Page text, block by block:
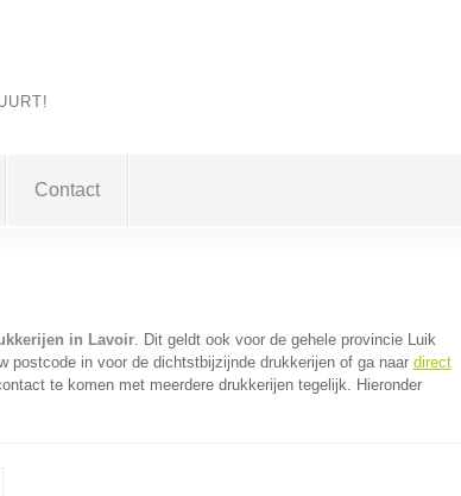
Contact
in Lavoir. Dit geldt ook voor de gehele provincie Luik
postcode in voor de dichtstbijzijnde drukkerijen of ga naar direct
te komen met meerdere drukkerijen tegelijk. Hieronder